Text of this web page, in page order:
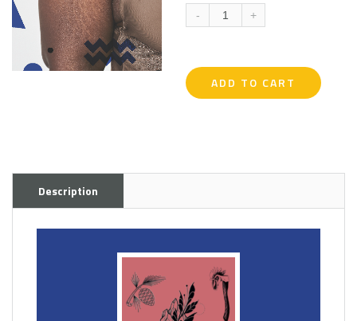
of
based
on
- +
ADD TO CART
Description